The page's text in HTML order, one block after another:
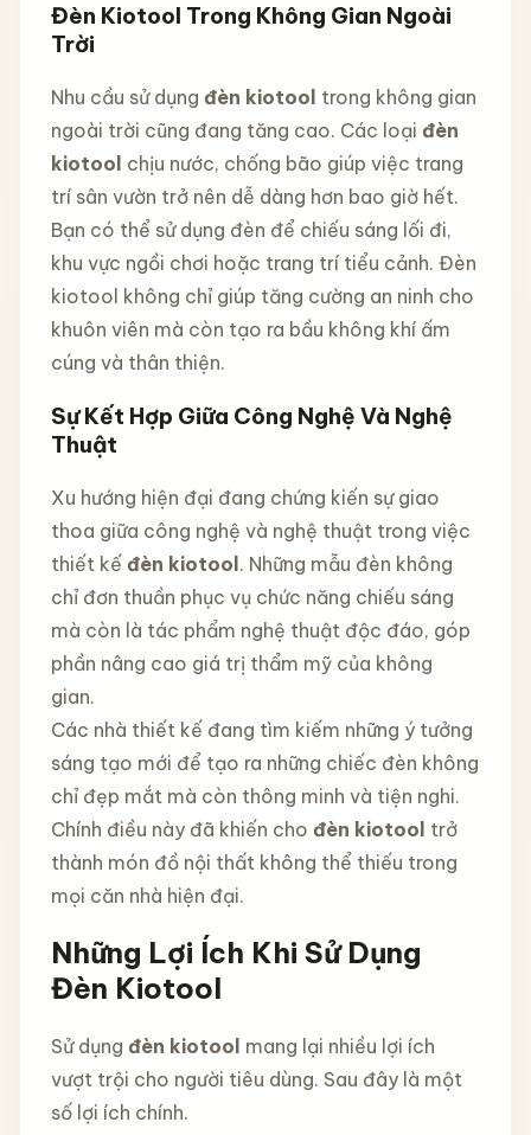
Đèn Kiotool Trong Không Gian Ngoài
Trời
Nhu cầu sử dụng đèn kiotool trong không gian
ngoài trời cũng đang tăng cao. Các loại đèn
kiotool chịu nước, chống bão giúp việc trang
trí sân vườn trở nên dễ dàng hơn bao giờ hết.
Bạn có thể sử dụng đèn để chiếu sáng lối đi,
khu vực ngồi chơi hoặc trang trí tiểu cảnh. Đèn
kiotool không chỉ giúp tăng cường an ninh cho
khuôn viên mà còn tạo ra bầu không khí ấm
cúng và thân thiện.
Sự Kết Hợp Giữa Công Nghệ Và Nghệ
Thuật
Xu hướng hiện đại đang chứng kiến sự giao
thoa giữa công nghệ và nghệ thuật trong việc
thiết kế đèn kiotool. Những mẫu đèn không
chỉ đơn thuần phục vụ chức năng chiếu sáng
mà còn là tác phẩm nghệ thuật độc đáo, góp
phần nâng cao giá trị thẩm mỹ của không
gian.
Các nhà thiết kế đang tìm kiếm những ý tưởng
sáng tạo mới để tạo ra những chiếc đèn không
chỉ đẹp mắt mà còn thông minh và tiện nghi.
Chính điều này đã khiến cho đèn kiotool trở
thành món đồ nội thất không thể thiếu trong
mọi căn nhà hiện đại.
Những Lợi Ích Khi Sử Dụng
Đèn Kiotool
Sử dụng đèn kiotool mang lại nhiều lợi ích
vượt trội cho người tiêu dùng. Sau đây là một
số lợi ích chính.